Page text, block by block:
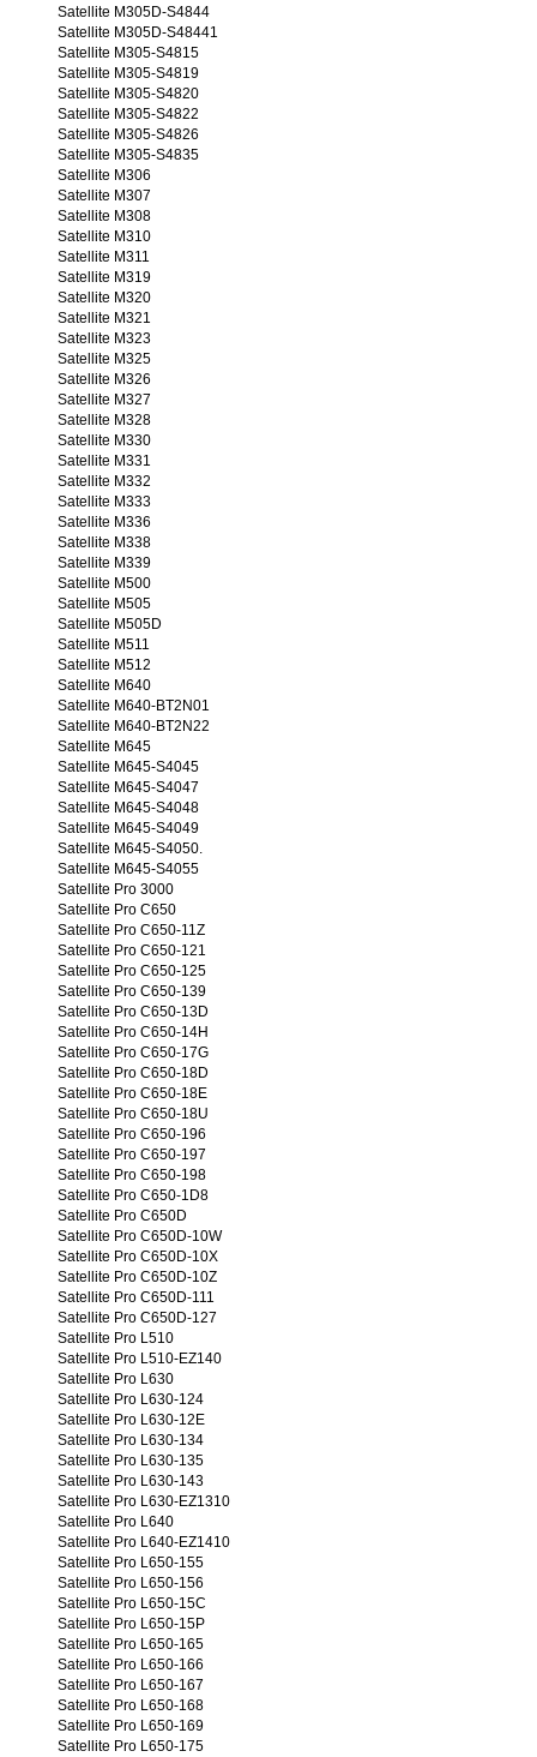
Satellite M305D-S4844
Satellite M305D-S48441
Satellite M305-S4815
Satellite M305-S4819
Satellite M305-S4820
Satellite M305-S4822
Satellite M305-S4826
Satellite M305-S4835
Satellite M306
Satellite M307
Satellite M308
Satellite M310
Satellite M311
Satellite M319
Satellite M320
Satellite M321
Satellite M323
Satellite M325
Satellite M326
Satellite M327
Satellite M328
Satellite M330
Satellite M331
Satellite M332
Satellite M333
Satellite M336
Satellite M338
Satellite M339
Satellite M500
Satellite M505
Satellite M505D
Satellite M511
Satellite M512
Satellite M640
Satellite M640-BT2N01
Satellite M640-BT2N22
Satellite M645
Satellite M645-S4045
Satellite M645-S4047
Satellite M645-S4048
Satellite M645-S4049
Satellite M645-S4050.
Satellite M645-S4055
Satellite Pro 3000
Satellite Pro C650
Satellite Pro C650-11Z
Satellite Pro C650-121
Satellite Pro C650-125
Satellite Pro C650-139
Satellite Pro C650-13D
Satellite Pro C650-14H
Satellite Pro C650-17G
Satellite Pro C650-18D
Satellite Pro C650-18E
Satellite Pro C650-18U
Satellite Pro C650-196
Satellite Pro C650-197
Satellite Pro C650-198
Satellite Pro C650-1D8
Satellite Pro C650D
Satellite Pro C650D-10W
Satellite Pro C650D-10X
Satellite Pro C650D-10Z
Satellite Pro C650D-111
Satellite Pro C650D-127
Satellite Pro L510
Satellite Pro L510-EZ140
Satellite Pro L630
Satellite Pro L630-124
Satellite Pro L630-12E
Satellite Pro L630-134
Satellite Pro L630-135
Satellite Pro L630-143
Satellite Pro L630-EZ1310
Satellite Pro L640
Satellite Pro L640-EZ1410
Satellite Pro L650-155
Satellite Pro L650-156
Satellite Pro L650-15C
Satellite Pro L650-15P
Satellite Pro L650-165
Satellite Pro L650-166
Satellite Pro L650-167
Satellite Pro L650-168
Satellite Pro L650-169
Satellite Pro L650-175